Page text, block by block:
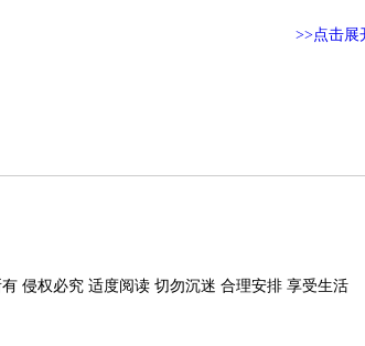
>>点击展
侵权必究 适度阅读 切勿沉迷 合理安排 享受生活